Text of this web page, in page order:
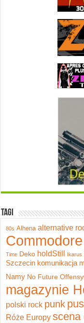
Tagi
80s Alhena alternative
Time Deko holdStill Ikarus
Szczecin komunikacja
Namy No Future
magazynie
polski rock punk
Róże Europy scena